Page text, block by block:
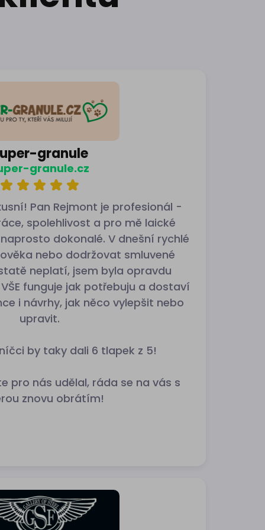
granule
granule.cz
Pan Rejmont je profesionál -
spolehlivost a pro mě laické
dokonalé. V dnešní rychlé
nebo dodržovat smluvené
neplatí, jsem byla opravdu
funguje jak potřebuju a dostaví
i návrhy, jak něco vylepšit nebo
upravit.
by taky dali 6 tlapek z 5!
pro nás udělal, ráda se na vás s
znovu obrátím!